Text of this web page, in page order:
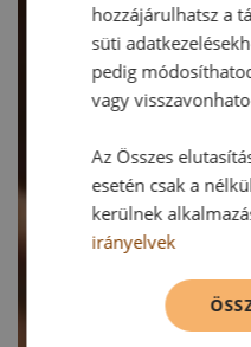
hozzájárulhatsz a
süti
pedig
vagy
Az Összes
esetén csak a
kerülnek
irányelvek